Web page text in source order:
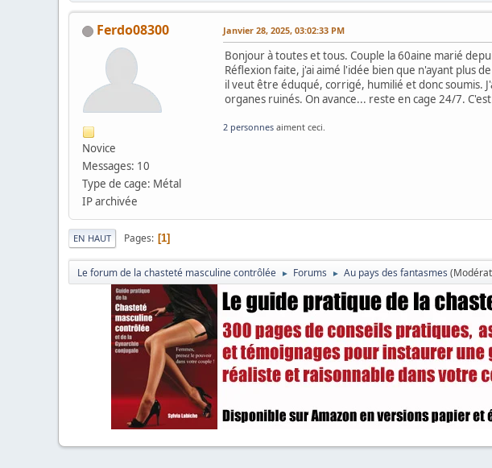
Ferdo08300
Novice
Messages: 10
Type de cage: Métal
IP archivée
Janvier 28, 2025, 03:02:33 PM
Bonjour à toutes et tous. Couple la 60aine marié
Réflexion faite, j'ai aimé l'idée bien que n'ayant plus
il veut être éduqué, corrigé, humilié et donc soumis.
organes ruinés. On avance... reste en cage 24/7.
2 personnes aiment ceci.
EN HAUT Pages 1
Le forum de la chasteté masculine contrôlée ► Forums ► Au pays des fantasmes